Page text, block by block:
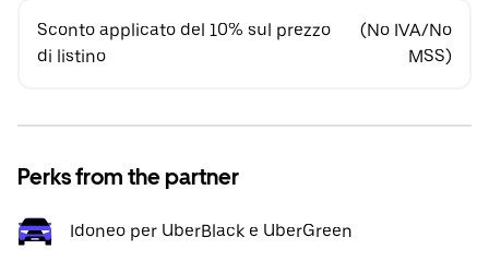
Sconto applicato del 10% sul prezzo
di listino
(No IVA/No
MSS)
Perks from the partner
Idoneo per UberBlack e UberGreen